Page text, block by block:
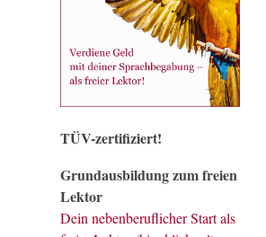
TÜV-zertifiziert!
Grundausbildung zum freien
Lektor
Dein nebenberuflicher Start als